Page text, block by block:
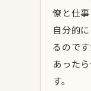
僚と仕
自分的
るので
あった
す。